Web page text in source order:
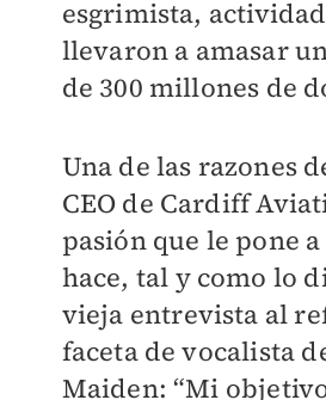
esgrimista,
llevaron a amasar
de 300 millones de
Una de las razones
CEO de Cardiff
pasión que le pone
hace, tal y como lo
vieja entrevista al
faceta de vocalista
Maiden: “Mi